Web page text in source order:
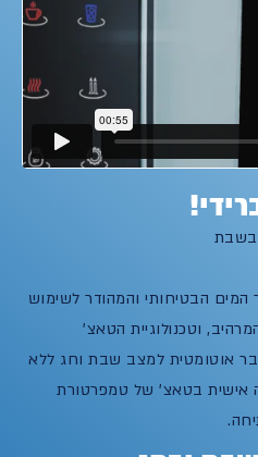
בשבת
הזמן שתתקדמו לנעם2 בר המים הבטיחותי והמהודר לשימוש
וטכנולוגיית הטאצ’
ולא תאמינו! נעם2 עובר אוטומטית למצב שבת וחג ללא
אישית בטאצ’ של טמפרטורת